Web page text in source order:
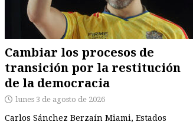
Cambiar los procesos de
transición por la restitución
de la democracia
lunes 3 de agosto de 2026
Carlos Sánchez Berzaín Miami, Estados